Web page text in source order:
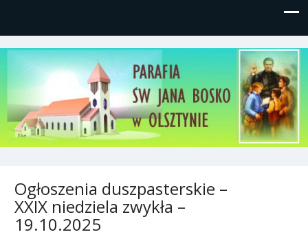
Parafia św, Jana Bosko w
Olsztynie
Gutkowo, ul. Żółkiewskiego 1
Ogłoszenia duszpasterskie –
XXIX niedziela zwykła –
19.10.2025